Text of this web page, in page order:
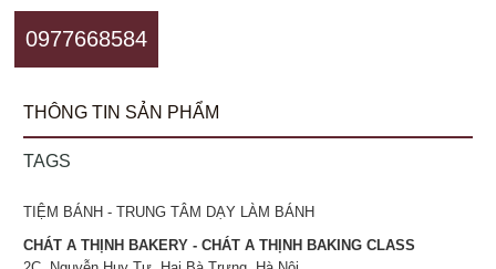
0977668584
THÔNG TIN SẢN PHẨM
TAGS
TIỆM BÁNH - TRUNG TÂM DẠY LÀM BÁNH
CHÁT A THỊNH BAKERY - CHÁT A THỊNH BAKING CLASS